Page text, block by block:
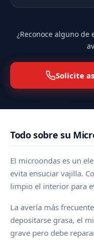
¿Reconoce alguno de
Solicite
Todo sobre su
El microondas es un
evita ensuciar vajilla.
limpio el interior para
La avería más
depositarse grasa, el
grave pero debe